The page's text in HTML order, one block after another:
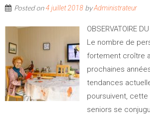
Posted on4 juillet 2018 byAdministrateur
OBSERVATOIRE
Le nombre de
fortement croître
prochaines
tendances
poursuivent,
seniors se